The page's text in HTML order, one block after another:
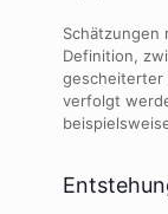
Schätzungen
Definition,
gescheiterter
verfolgt